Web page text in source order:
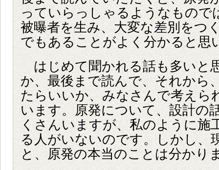
っていらっしゃるようなもので
被曝者を生み、大変な差別をつ
でもあることがよく分かると思
はじめて聞かれる話も多いと
か、最後まで読んで、それから
たらいいか、みなさんで考えら
います。原発について、設計の
くさんいますが、私のように施
る人がいないのです。しかし、
と、原発の本当のことは分かり